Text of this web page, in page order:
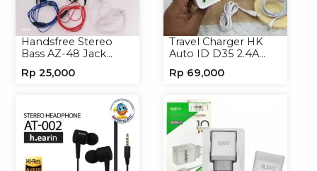
Handsfree Stereo
Bass AZ-48 Jack
Headset Headphone
Rp 25,000
Travel Charger HK
Auto ID D35 2.4A
Rp 69,000